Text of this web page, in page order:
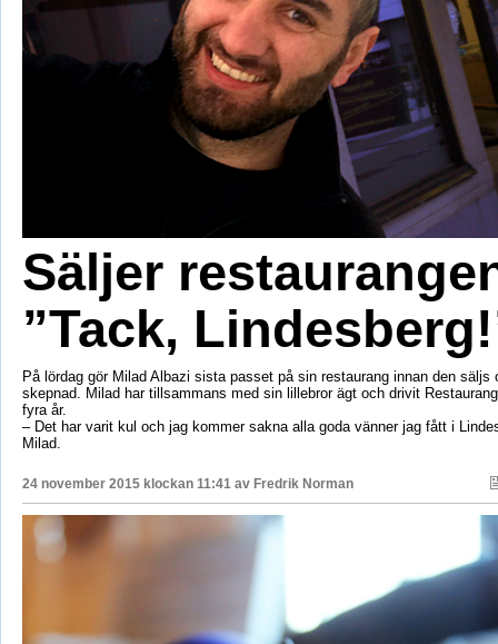
Säljer
”Tack,
På lördag gör Milad Albazi sista passet på sin restaurang innan den säljs
skepnad. Milad har tillsammans med sin lillebror ägt och drivit
fyra år.
– Det har varit kul och jag kommer sakna alla goda vänner jag fått i
Milad.
24 november 2015 klockan 11:41 av Fredrik Norman